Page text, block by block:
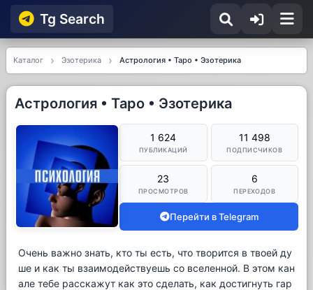
Tg Searсh
Каталог Эзотерика Астрология • Таро • Эзотерика
Астрология • Таро • Эзотерика
1 624
ПУБЛИКАЦИЙ
11 498
ПОДПИСЧИКОВ
23
ПРОСМОТРОВ
6
ПЕРЕХОДОВ
Перейти в Telegram
Очень важно знать, кто ты есть, что творится в твоей ду
ше и как ты взаимодействуешь со вселенной. В этом кан
але тебе расскажут как это сделать, как достигнуть гар